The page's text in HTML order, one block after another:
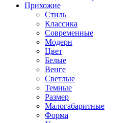
Прихожие
Стиль
Классика
Современные
Модерн
Цвет
Белые
Венге
Светлые
Темные
Размер
Малогабаритные
Форма